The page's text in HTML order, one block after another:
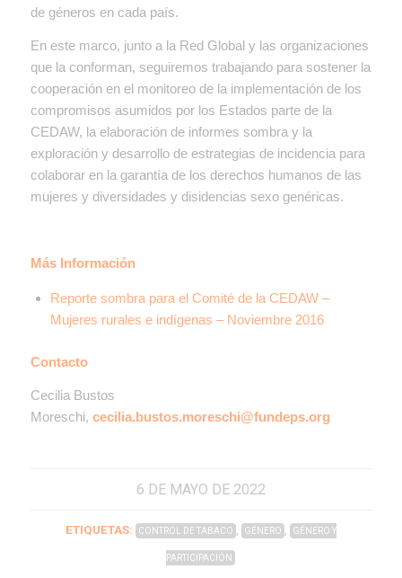
de géneros en cada país.
En este marco, junto a la Red Global y las organizaciones
que la conforman, seguiremos trabajando para sostener la
cooperación en el monitoreo de la implementación de los
compromisos asumidos por los Estados parte de la
CEDAW, la elaboración de informes sombra y la
exploración y desarrollo de estrategias de incidencia para
colaborar en la garantía de los derechos humanos de las
mujeres y diversidades y disidencias sexo genéricas.
Más Información
Reporte sombra para el Comité de la CEDAW –
Mujeres rurales e indígenas – Noviembre 2016
Contacto
Cecilia Bustos
Moreschi, cecilia.bustos.moreschi@fundeps.org
6 DE MAYO DE 2022
ETIQUETAS: CONTROL DE TABACO , GÉNERO , GÉNERO Y
PARTICIPACIÓN